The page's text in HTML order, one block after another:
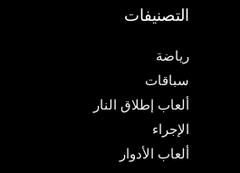
التصنيفات
رياضة
سباقات
ألعاب إطلاق النار
الإجراء
ألعاب الأدوار